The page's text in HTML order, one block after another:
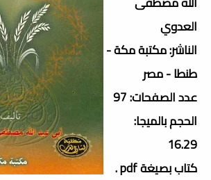
العدوي
الناشر: مكتبة مكة -
طنطا - مصر
عدد الصفحات: 97
الحجم بالميجا:
16.29
كتاب بصيغة pdf .